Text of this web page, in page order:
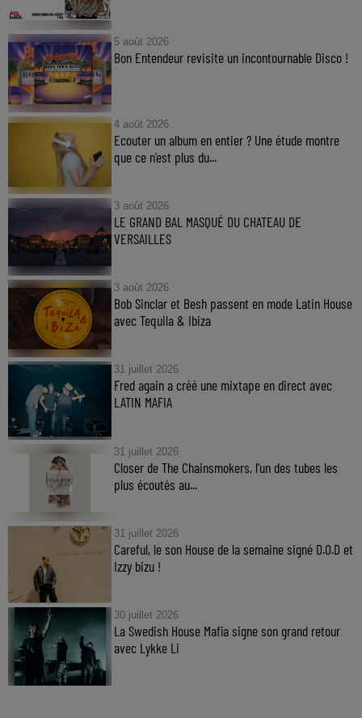
5 août 2026
Bon Entendeur revisite un incontournable Disco !
4 août 2026
Ecouter un album en entier ? Une étude montre
que ce n’est plus du...
3 août 2026
LE GRAND BAL MASQUÉ DU CHATEAU DE
VERSAILLES
3 août 2026
Bob Sinclar et Besh passent en mode Latin House
avec Tequila & Ibiza
31 juillet 2026
Fred again a créé une mixtape en direct avec
LATIN MAFIA
31 juillet 2026
Closer de The Chainsmokers, l’un des tubes les
plus écoutés au...
31 juillet 2026
Careful, le son House de la semaine signé D.O.D et
Izzy bizu !
30 juillet 2026
La Swedish House Mafia signe son grand retour
avec Lykke Li